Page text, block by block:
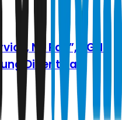
No Pay”, BGN:
Dihentikan